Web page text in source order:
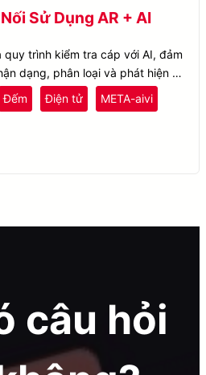
Sử Dụng AR + AI
quy trình kiểm tra cáp với AI, đảm
dạng, phân loại và phát hiện lỗi,
linh kiện điện tử.
Đếm Điện tử META-aivi
câu hỏi